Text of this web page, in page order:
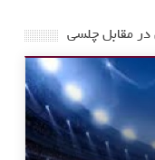
مقابل چلسی